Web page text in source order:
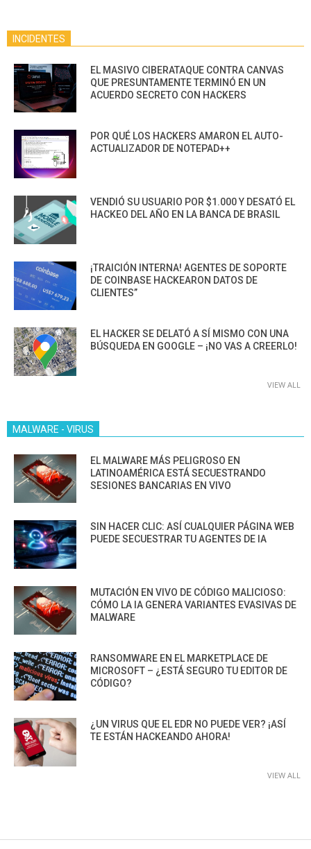
INCIDENTES
EL MASIVO CIBERATAQUE CONTRA CANVAS
QUE PRESUNTAMENTE TERMINÓ EN UN
ACUERDO SECRETO CON HACKERS
POR QUÉ LOS HACKERS AMARON EL AUTO-
ACTUALIZADOR DE NOTEPAD++
VENDIÓ SU USUARIO POR $1.000 Y DESATÓ EL
HACKEO DEL AÑO EN LA BANCA DE BRASIL
¡TRAICIÓN INTERNA! AGENTES DE SOPORTE
DE COINBASE HACKEARON DATOS DE
CLIENTES”
EL HACKER SE DELATÓ A SÍ MISMO CON UNA
BÚSQUEDA EN GOOGLE – ¡NO VAS A CREERLO!
VIEW ALL
MALWARE - VIRUS
EL MALWARE MÁS PELIGROSO EN
LATINOAMÉRICA ESTÁ SECUESTRANDO
SESIONES BANCARIAS EN VIVO
SIN HACER CLIC: ASÍ CUALQUIER PÁGINA WEB
PUEDE SECUESTRAR TU AGENTES DE IA
MUTACIÓN EN VIVO DE CÓDIGO MALICIOSO:
CÓMO LA IA GENERA VARIANTES EVASIVAS DE
MALWARE
RANSOMWARE EN EL MARKETPLACE DE
MICROSOFT – ¿ESTÁ SEGURO TU EDITOR DE
CÓDIGO?
¿UN VIRUS QUE EL EDR NO PUEDE VER? ¡ASÍ
TE ESTÁN HACKEANDO AHORA!
VIEW ALL